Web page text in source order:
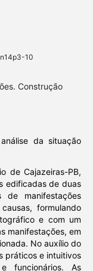
10
Construção
da situação
de Cajazeiras-PB,
edificadas de duas
de manifestações
formulando
e com um
manifestações, em
No auxílio do
práticos e intuitivos
funcionários. As